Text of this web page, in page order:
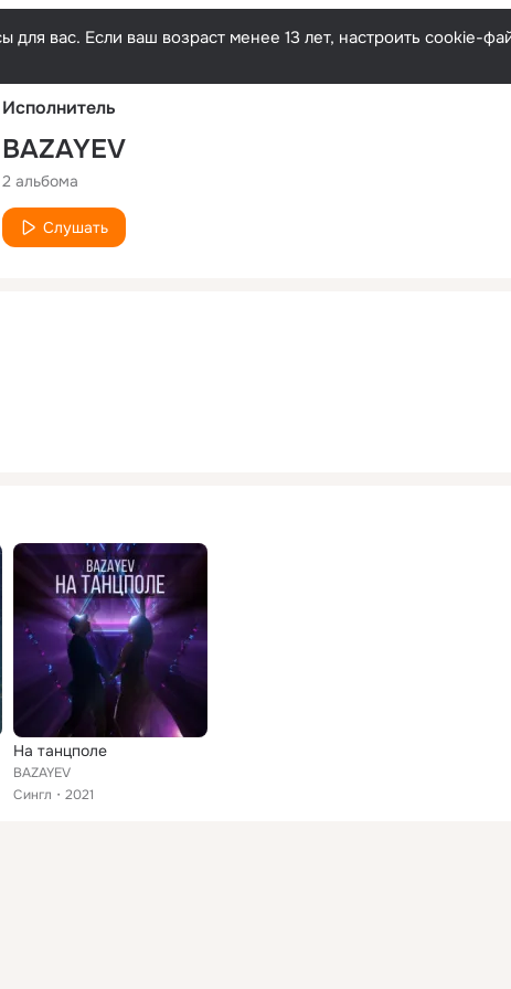
Русский
вас. Если ваш возраст менее 13 лет, настроить cookie-
Исполнитель
BAZAYEV
2 альбома
Слушать
На танцполе
BAZAYEV
Сингл
2021